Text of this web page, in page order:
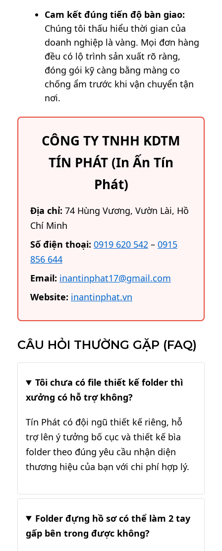
Cam kết đúng tiến độ bàn giao:
Chúng tôi thấu hiểu thời gian của
doanh nghiệp là vàng. Mọi đơn hàng
đều có lộ trình sản xuất rõ ràng,
đóng gói kỹ càng bằng màng co
chống ẩm trước khi vận chuyển tận
nơi.
CÔNG TY TNHH KDTM
TÍN PHÁT (In Ấn Tín
Phát)
Địa chỉ: 74 Hùng Vương, Vườn Lài, Hồ
Chí Minh
Số điện thoại: 0919 620 542 – 0915
856 644
Email: inantinphat17@gmail.com
Website: inantinphat.vn
CÂU HỎI THƯỜNG GẶP (FAQ)
Tôi chưa có file thiết kế folder thì
xưởng có hỗ trợ không?
Tín Phát có đội ngũ thiết kế riêng, hỗ
trợ lên ý tưởng bố cục và thiết kế bìa
folder theo đúng yêu cầu nhận diện
thương hiệu của bạn với chi phí hợp lý.
Folder đựng hồ sơ có thể làm 2 tay
gấp bên trong được không?